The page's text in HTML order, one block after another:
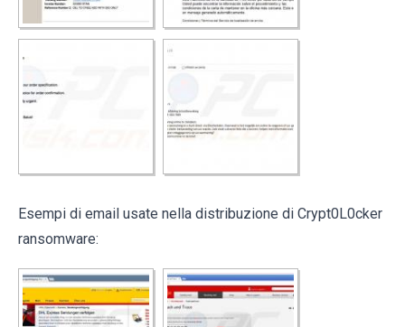
Esempi di email usate nella distribuzione di Crypt0L0cker
ransomware: